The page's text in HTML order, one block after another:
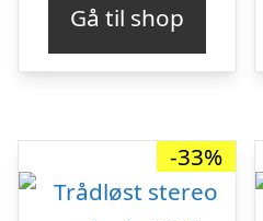
var:
kr. 249,00.kr.
Gå til shop
-33%